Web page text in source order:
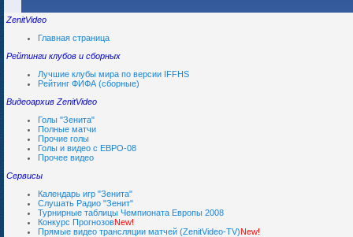
ZenitVideo
Главная страница
Рейтинги клубов и сборных
Лучшие клубы мира по версии IFFHS
Рейтинг ФИФА (сборные)
Видеоархив ZenitVideo
Голы "Зенита"
Полные матчи
Прочие голы
Голы и видео с ЕВРО-08
Прочее видео
Сервисы
Календарь игр "Зенита"
Слушать Радио "Зенит"
Турнирные таблицы Чемпионата Европы 2008
Конкурс ПрогнозовNew!
Прямые видео трансляции матчей (ZenitVideo-TV)New!